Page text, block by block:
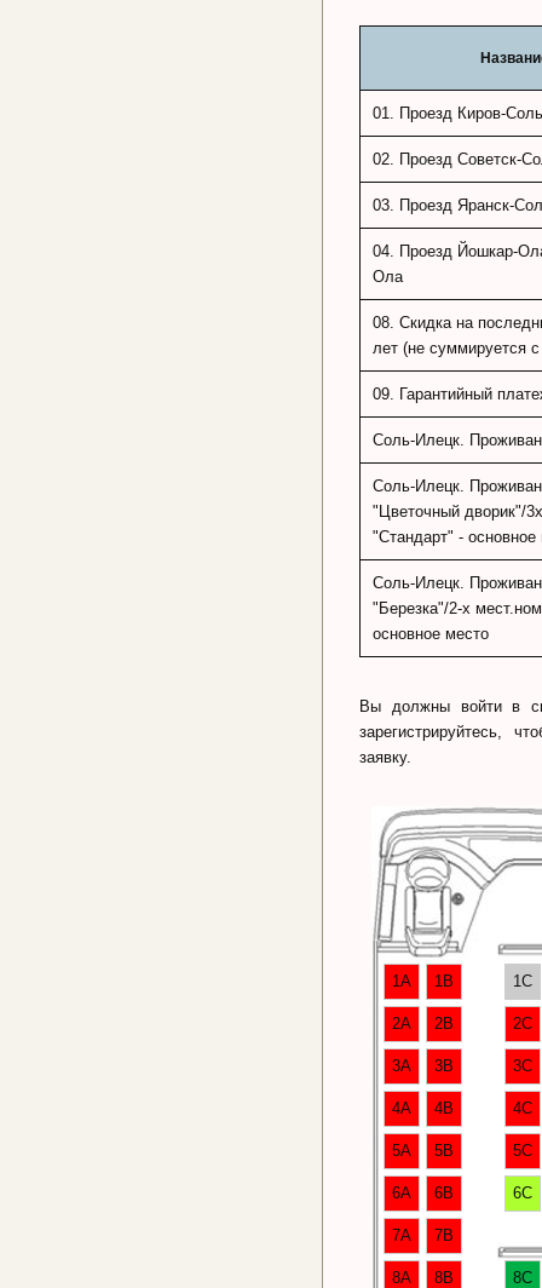
01. Проезд Киров-
02. Проезд Советск-
03. Проезд Яранск-
04. Проезд Йошкар-
Ола
08. Скидка на
лет (не суммируется
09. Гарантийный
Соль-Илецк.
Соль-Илецк.
"Цветочный дворик"/
"Стандарт" - основное
Соль-Илецк.
"Березка"/2-х
основное место
Вы должны войти в
зарегистрируйтесь,
заявку.
1A 1B 1C
2A 2B 2C
3A 3B 3C
4A 4B 4C
5A 5B 5C
6A 6B 6C
7A 7B
8A 8B 8C